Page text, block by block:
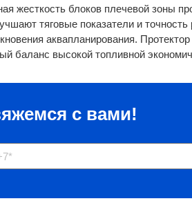
жесткость блоков плечевой зоны
тяговые показатели и
аквапланирования.
баланс высокой топливной
с вами!